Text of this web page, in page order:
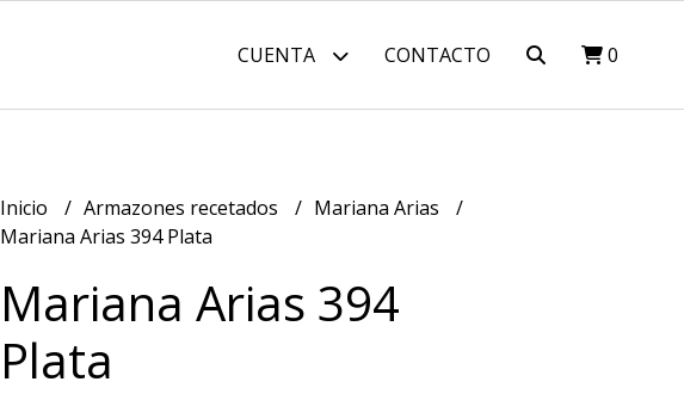
CUENTA CONTACTO 0
Inicio Armazones recetados
Mariana Arias
Mariana Arias 394 Plata
Mariana Arias 394
Plata